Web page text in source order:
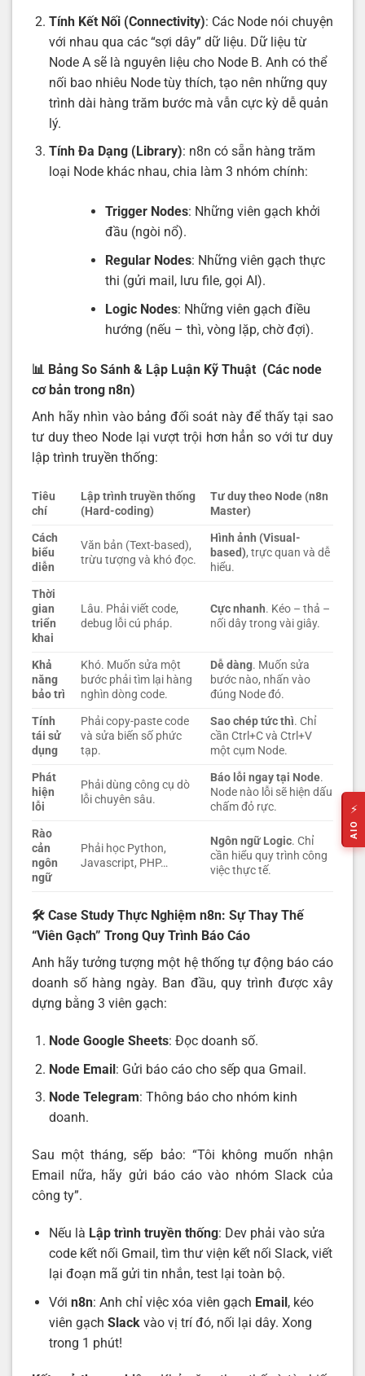
Tính Kết Nối (Connectivity): Các Node nói chuyện
với nhau qua các “sợi dây” dữ liệu. Dữ liệu từ
Node A sẽ là nguyên liệu cho Node B. Anh có thể
nối bao nhiêu Node tùy thích, tạo nên những quy
trình dài hàng trăm bước mà vẫn cực kỳ dễ quản
lý.
Tính Đa Dạng (Library): n8n có sẵn hàng trăm
loại Node khác nhau, chia làm 3 nhóm chính:
Trigger Nodes: Những viên gạch khởi
đầu (ngòi nổ).
Regular Nodes: Những viên gạch thực
thi (gửi mail, lưu file, gọi AI).
Logic Nodes: Những viên gạch điều
hướng (nếu – thì, vòng lặp, chờ đợi).
📊 Bảng So Sánh & Lập Luận Kỹ Thuật (Các node
cơ bản trong n8n)
Anh hãy nhìn vào bảng đối soát này để thấy tại sao
tư duy theo Node lại vượt trội hơn hẳn so với tư duy
lập trình truyền thống:
Tiêu
chí
Lập trình truyền thống
(Hard-coding)
Tư duy theo Node (n8n
Master)
Cách
biểu
diễn
Văn bản (Text-based),
trừu tượng và khó đọc.
Hình ảnh (Visual-
based), trực quan và dễ
hiểu.
Thời
gian
triển
khai
Lâu. Phải viết code,
debug lỗi cú pháp.
Cực nhanh. Kéo – thả –
nối dây trong vài giây.
Khả
năng
bảo trì
Khó. Muốn sửa một
bước phải tìm lại hàng
nghìn dòng code.
Dễ dàng. Muốn sửa
bước nào, nhấn vào
đúng Node đó.
Tính
tái sử
dụng
Phải copy-paste code
và sửa biến số phức
tạp.
Sao chép tức thì. Chỉ
cần Ctrl+C và Ctrl+V
một cụm Node.
Phát
hiện
lỗi
Phải dùng công cụ dò
lỗi chuyên sâu.
Báo lỗi ngay tại Node.
Node nào lỗi sẽ hiện dấu
chấm đỏ rực.
Rào
cản
ngôn
ngữ
Phải học Python,
Javascript, PHP…
Ngôn ngữ Logic. Chỉ
cần hiểu quy trình công
việc thực tế.
🛠️ Case Study Thực Nghiệm n8n: Sự Thay Thế
“Viên Gạch” Trong Quy Trình Báo Cáo
Anh hãy tưởng tượng một hệ thống tự động báo cáo
doanh số hàng ngày. Ban đầu, quy trình được xây
dựng bằng 3 viên gạch:
Node Google Sheets: Đọc doanh số.
Node Email: Gửi báo cáo cho sếp qua Gmail.
Node Telegram: Thông báo cho nhóm kinh
doanh.
Sau một tháng, sếp bảo: “Tôi không muốn nhận
Email nữa, hãy gửi báo cáo vào nhóm Slack của
công ty”.
Nếu là Lập trình truyền thống: Dev phải vào sửa
code kết nối Gmail, tìm thư viện kết nối Slack, viết
lại đoạn mã gửi tin nhắn, test lại toàn bộ.
Với n8n: Anh chỉ việc xóa viên gạch Email, kéo
viên gạch Slackvào vị trí đó, nối lại dây. Xong
trong 1 phút!
⚡
AIO